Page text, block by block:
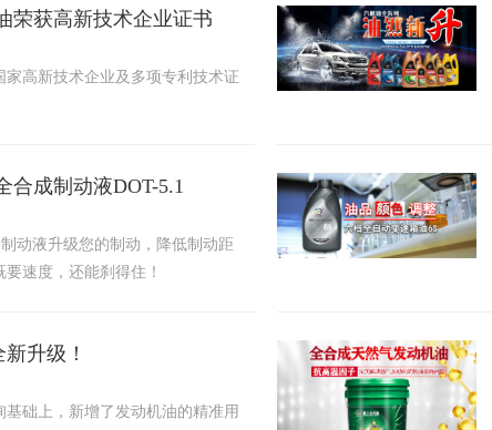
荣获高新技术企业证书
家高新技术企业及多项专利技术证
合成制动液DOT-5.1
动液升级您的制动，降低制动距
速度，还能刹得住！
升级！
础上，新增了发动机油的精准用